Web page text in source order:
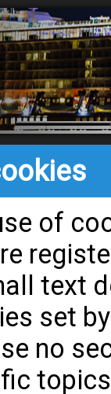
of
text
set
no